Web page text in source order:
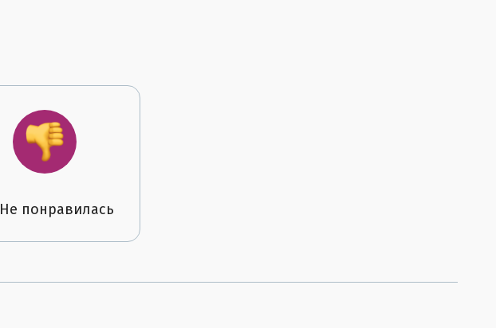
Не понравилась